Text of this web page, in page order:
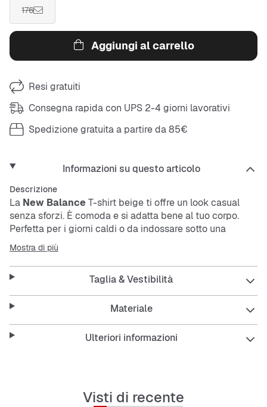
176
Aggiungi al carrello
Resi gratuiti
Consegna rapida con UPS 2-4 giorni lavorativi
Spedizione gratuita a partire da 85€
Informazioni su questo articolo
Descrizione
La New Balance T-shirt beige ti offre un look casual
senza sforzi. È comoda e si adatta bene al tuo corpo.
Perfetta per i giorni caldi o da indossare sotto una
giacca.
La maglietta è traspirante e resistente, così ti senti a tuo
Features:
Mostra di più
Taglia & Vestibilità
Materiale
Ulteriori informazioni
Visti di recente